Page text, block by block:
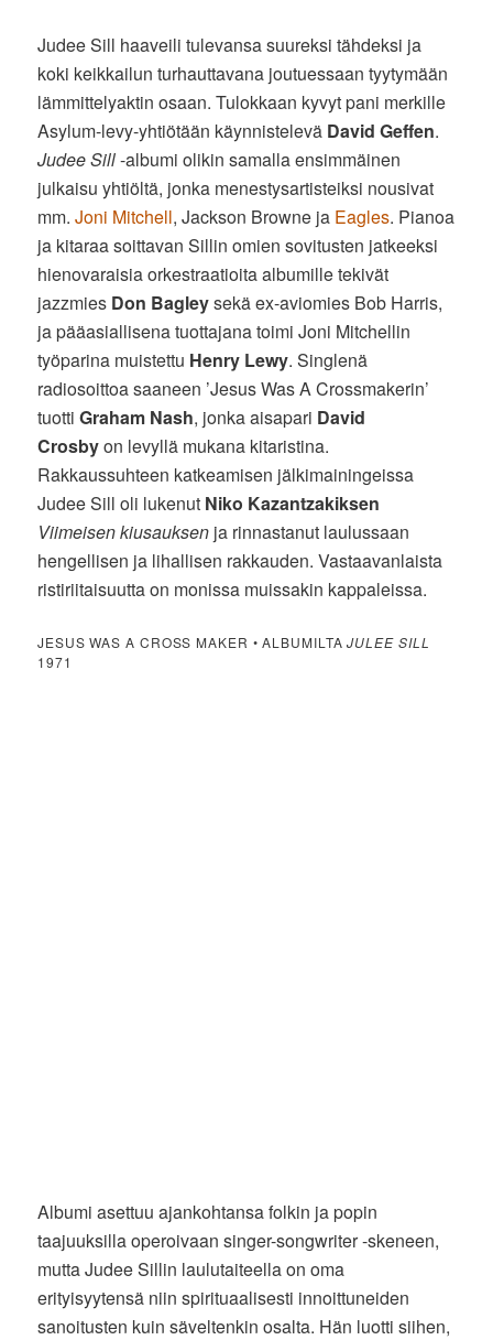
Judee Sill haaveili tulevansa suureksi tähdeksi ja
koki keikkailun turhauttavana joutuessaan tyytymään
lämmittelyaktin osaan. Tulokkaan kyvyt pani merkille
Asylum-levy-yhtiötään käynnistelevä David Geffen.
Judee Sill-albumi olikin samalla ensimmäinen
julkaisu yhtiöltä, jonka menestysartisteiksi nousivat
mm.Joni Mitchell, Jackson Browne ja Eagles. Pianoa
ja kitaraa soittavan Sillin omien sovitusten jatkeeksi
hienovaraisia orkestraatioita albumille tekivät
jazzmies Don Bagleysekä ex-aviomies Bob Harris,
ja pääasiallisena tuottajana toimi Joni Mitchellin
työparina muistettu Henry Lewy. Singlenä
radiosoittoa saaneen ’Jesus Was A Crossmakerin’
tuottiGraham Nash, jonka aisapari David
Crosbyon levyllä mukana kitaristina.
Rakkaussuhteen katkeamisen jälkimainingeissa
Judee Sill oli lukenut Niko Kazantzakiksen
Viimeisen kiusauksen ja rinnastanut laulussaan
hengellisen ja lihallisen rakkauden. Vastaavanlaista
ristiriitaisuutta on monissa muissakin kappaleissa.
JESUS WAS A CROSS MAKER • ALBUMILTAJULEE SILL
1971
Albumi asettuu ajankohtansa folkin ja popin
taajuuksilla operoivaan singer-songwriter -skeneen,
mutta Judee Sillin laulutaiteella on oma
erityisyytensä niin spirituaalisesti innoittuneiden
sanoitusten kuin säveltenkin osalta. Hän luotti siihen,